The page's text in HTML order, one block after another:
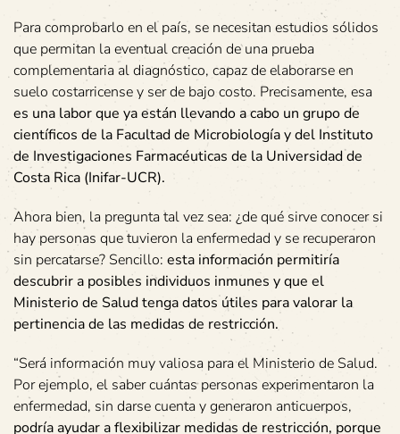
Para comprobarlo en el país, se necesitan estudios sólidos
que permitan la eventual creación de una prueba
complementaria al diagnóstico, capaz de elaborarse en
suelo costarricense y ser de bajo costo. Precisamente, esa
es una labor que ya están llevando a cabo un grupo de
científicos de la Facultad de Microbiología y del Instituto
de Investigaciones Farmacéuticas de la Universidad de
Costa Rica (Inifar-UCR).
Ahora bien, la pregunta tal vez sea: ¿de qué sirve conocer si
hay personas que tuvieron la enfermedad y se recuperaron
sin percatarse? Sencillo: esta información permitiría
descubrir a posibles individuos inmunes y que el
Ministerio de Salud tenga datos útiles para valorar la
pertinencia de las medidas de restricción.
“Será información muy valiosa para el Ministerio de Salud.
Por ejemplo, el saber cuántas personas experimentaron la
enfermedad, sin darse cuenta y generaron anticuerpos,
podría ayudar a flexibilizar medidas de restricción, porque